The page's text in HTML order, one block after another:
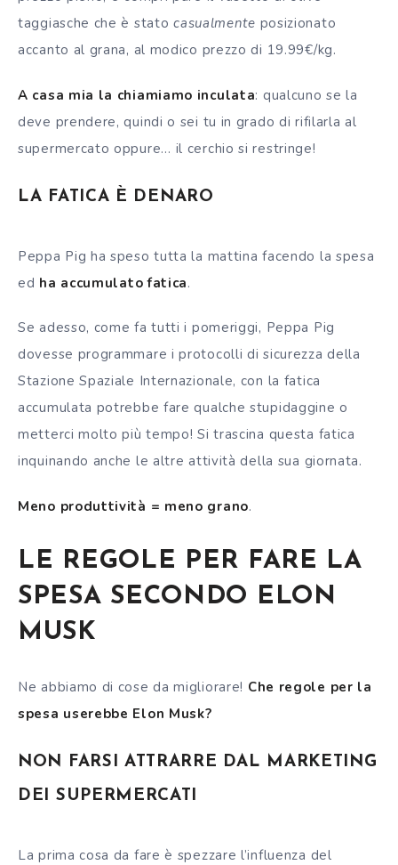
taggiasche che è statocasualmente posizionato
accanto al grana, al modico prezzo di 19.99€/kg.
A casa mia la chiamiamo inculata: qualcuno se la
deve prendere, quindi o sei tu in grado di rifilarla al
supermercato oppure… il cerchio si restringe!
LA FATICA È DENARO
Peppa Pig ha speso tutta la mattina facendo la spesa
ed ha accumulato fatica.
Se adesso, come fa tutti i pomeriggi, Peppa Pig
dovesse programmare i protocolli di sicurezza della
Stazione Spaziale Internazionale, con la fatica
accumulata potrebbe fare qualche stupidaggine o
metterci molto più tempo! Si trascina questa fatica
inquinando anche le altre attività della sua giornata.
Meno produttività = meno grano.
LE REGOLE PER FARE LA
SPESA SECONDO ELON
MUSK
Ne abbiamo di cose da migliorare! Che regole per la
spesa userebbe Elon Musk?
NON FARSI ATTRARRE DAL MARKETING
DEI SUPERMERCATI
La prima cosa da fare è spezzare l’influenza del